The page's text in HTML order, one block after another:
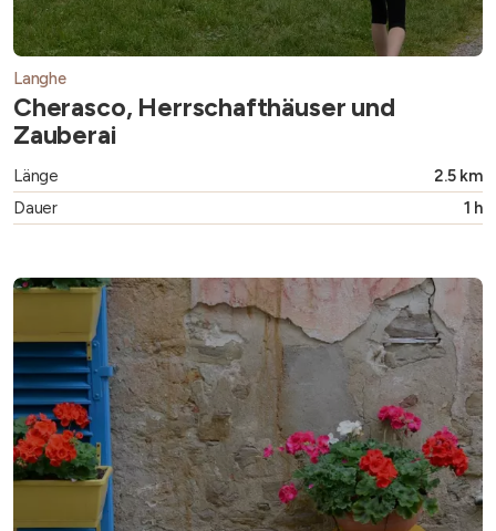
Langhe
Cherasco, Herrschafthäuser und
Zauberai
Länge
2.5 km
Dauer
1 h